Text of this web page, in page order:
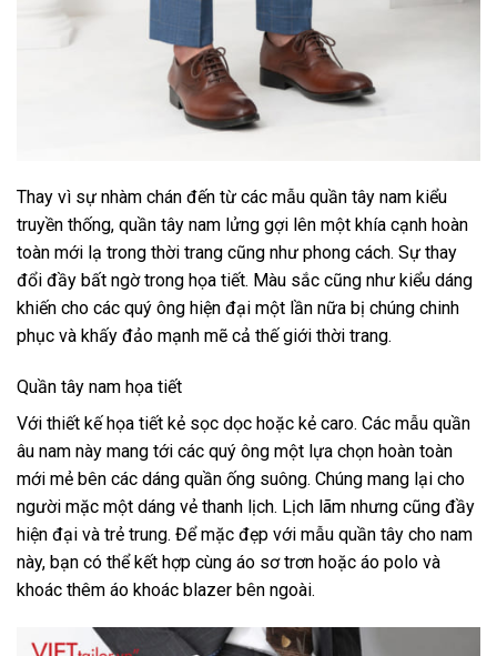
Thay vì sự nhàm chán đến từ các mẫu quần tây nam kiểu
truyền thống, quần tây nam lửng gợi lên một khía cạnh hoàn
toàn mới lạ trong thời trang cũng như phong cách. Sự thay
đổi đầy bất ngờ trong họa tiết. Màu sắc cũng như kiểu dáng
khiến cho các quý ông hiện đại một lần nữa bị chúng chinh
phục và khấy đảo mạnh mẽ cả thế giới thời trang.
Quần tây nam họa tiết
Với thiết kế họa tiết kẻ sọc dọc hoặc kẻ caro. Các mẫu quần
âu nam này mang tới các quý ông một lựa chọn hoàn toàn
mới mẻ bên các dáng quần ống suông. Chúng mang lại cho
người mặc một dáng vẻ thanh lịch. Lịch lãm nhưng cũng đầy
hiện đại và trẻ trung. Để mặc đẹp với mẫu quần tây cho nam
này, bạn có thể kết hợp cùng áo sơ trơn hoặc áo polo và
khoác thêm áo khoác blazer bên ngoài.